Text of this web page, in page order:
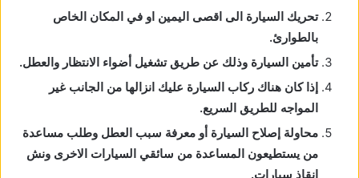
تحريك السيارة الى اقصى اليمين او في المكان الخاص
بالطوارئ.
تأمين السيارة وذلك عن طريق تشغيل أضواء الانتظار والعطل.
إذا كان هناك ركاب السيارة عليك انزالها من الجانب غير
المواجه للطريق السريع.
محاولة إصلاح السيارة أو معرفة سبب العطل وطلب مساعدة
من يستطيعون المساعدة من سائقي السيارات الاخرى ونش
انقاذ سيارات.